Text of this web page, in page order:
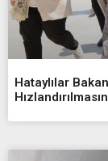
Hataylılar